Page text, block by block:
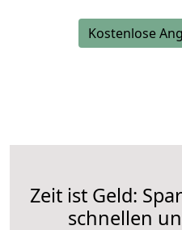
Kostenlose
Zeit ist Geld:
schnellen